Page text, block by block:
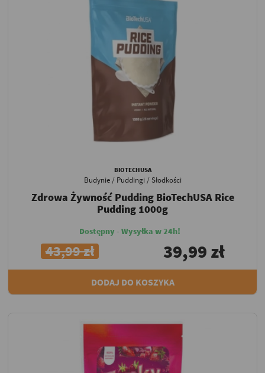
BIOTECHUSA
Budynie / Puddingi / Słodkości
Zdrowa Żywność Pudding BioTechUSA Rice
Pudding 1000g
Dostępny - Wysyłka w 24h!
43,99 zł 39,99 zł
DODAJ DO KOSZYKA